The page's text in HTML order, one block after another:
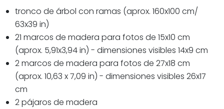
tronco de árbol con ramas (aprox. 160x100 cm/
63x39 in)
21 marcos de madera para fotos de 15x10 cm
(aprox. 5,91x3,94 in) - dimensiones visibles 14x9 cm
2 marcos de madera para fotos de 27x18 cm
(aprox. 10,63 x 7,09 in) - dimensiones visibles 26x17
cm
2 pájaros de madera